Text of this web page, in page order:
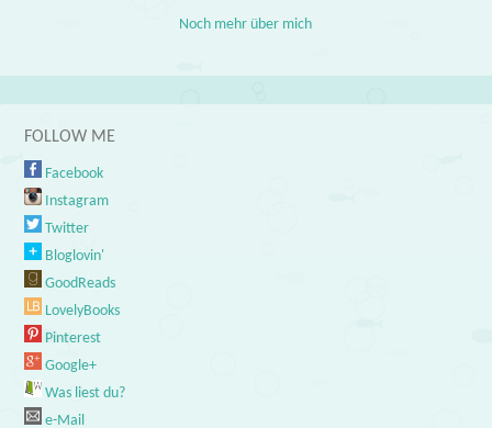
Noch mehr über mich
FOLLOW ME
Facebook
Instagram
Twitter
Bloglovin'
GoodReads
LovelyBooks
Pinterest
Google+
Was liest du?
e-Mail